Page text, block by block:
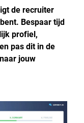
de recruiter
Bespaar tijd
profiel,
pas dit in de
jouw